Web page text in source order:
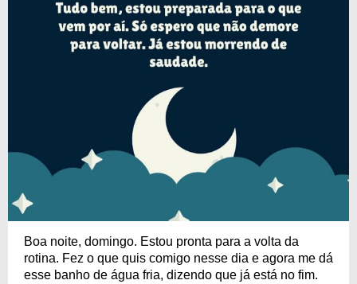
Boa noite, domingo. Estou pronta para a volta da
rotina. Fez o que quis comigo nesse dia e agora me dá
esse banho de água fria, dizendo que já está no fim.